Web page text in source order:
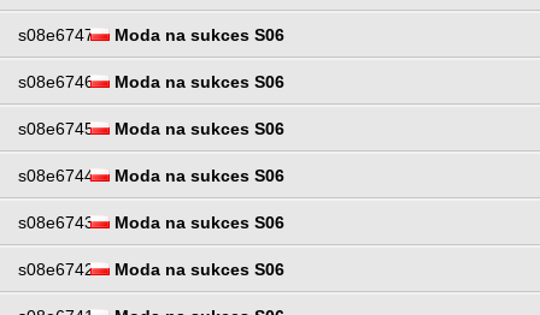
s08e6747 Moda na sukces S06
s08e6746 Moda na sukces S06
s08e6745 Moda na sukces S06
s08e6744 Moda na sukces S06
s08e6743 Moda na sukces S06
s08e6742 Moda na sukces S06